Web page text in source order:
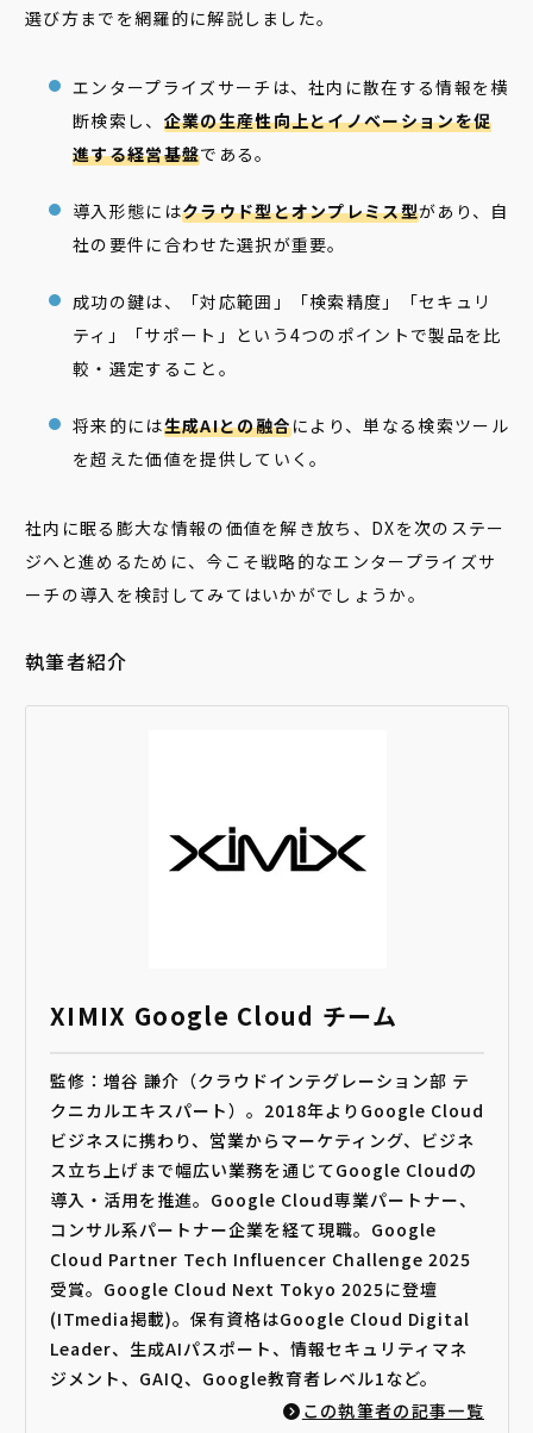
選び方までを網羅的に解説しました。
エンタープライズサーチは、社内に散在する情報を横
断検索し、 企業の生産性向上とイノベーションを促
進する経営基盤である。
導入形態にはクラウド型とオンプレミス型があり、自
社の要件に合わせた選択が重要。
成功の鍵は、「対応範囲」「検索精度」「セキュリ
ティ」「サポート」という4つのポイントで製品を比
較・選定すること。
将来的には生成AIとの融合により、単なる検索ツール
を超えた価値を提供していく。
社内に眠る膨大な情報の価値を解き放ち、DXを次のステー
ジへと進めるために、今こそ戦略的なエンタープライズサ
ーチの導入を検討してみてはいかがでしょうか。
執筆者紹介
XIMIX Google Cloud チーム
監修：増谷 謙介（クラウドインテグレーション部 テ
クニカルエキスパート）。2018年よりGoogle Cloud
ビジネスに携わり、営業からマーケティング、ビジネ
ス立ち上げまで幅広い業務を通じてGoogle Cloudの
導入・活用を推進。Google Cloud専業パートナー、
コンサル系パートナー企業を経て現職。Google
Cloud Partner Tech Influencer Challenge 2025
受賞。Google Cloud Next Tokyo 2025に登壇
(ITmedia掲載)。保有資格はGoogle Cloud Digital
Leader、生成AIパスポート、情報セキュリティマネ
ジメント、GAIQ、Google教育者レベル1など。
この執筆者の記事一覧